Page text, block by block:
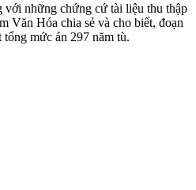
với những chứng cứ tài liệu thu thập
Văn Hóa chia sẻ và cho biết, đoạn
mức án 297 năm tù.